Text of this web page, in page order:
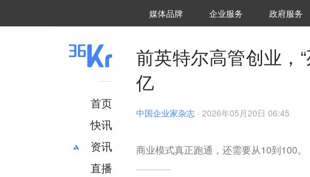
媒体品牌 36Kr研究院
企业服务 城市之窗
政府服务
首页
快讯
资讯
推荐
直播
前英特尔高管创业，
亿
中国企业家杂志 · 2026年05月20日 06:45
商业模式真正跑通，还需要从10到100。